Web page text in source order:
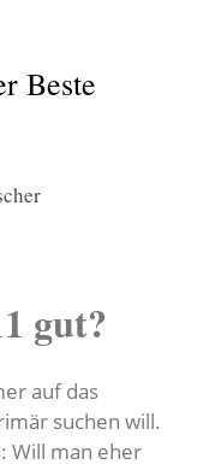
Beste
gut?
auf das
suchen will.
Will man eher